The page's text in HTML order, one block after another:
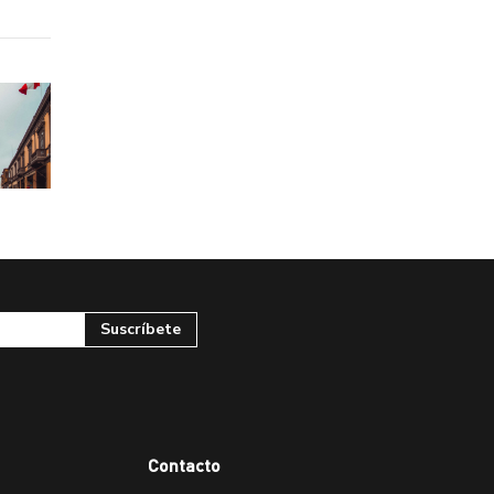
Contacto